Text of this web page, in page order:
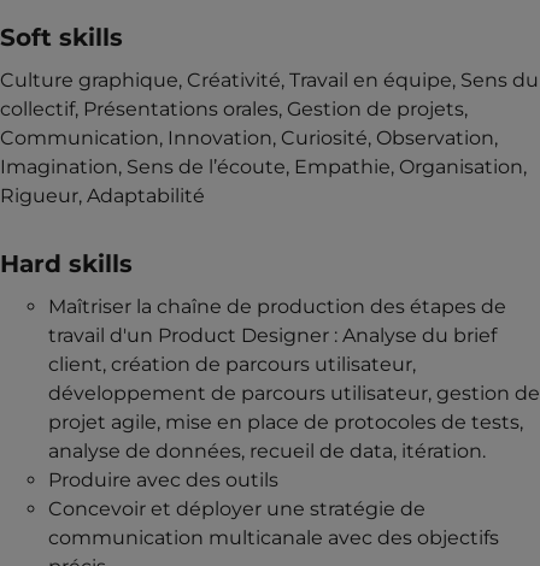
Soft skills
Culture graphique, Créativité, Travail en équipe, Sens du
collectif, Présentations orales, Gestion de projets,
Communication, Innovation, Curiosité, Observation,
Imagination, Sens de l’écoute, Empathie, Organisation,
Rigueur, Adaptabilité
Hard skills
Maîtriser la chaîne de production des étapes de
travail d'un Product Designer : Analyse du brief
client, création de parcours utilisateur,
développement de parcours utilisateur, gestion de
projet agile, mise en place de protocoles de tests,
analyse de données, recueil de data, itération.
Produire avec des outils
Concevoir et déployer une stratégie de
communication multicanale avec des objectifs